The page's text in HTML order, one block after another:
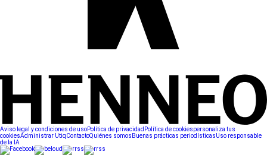
Aviso legal y condiciones de usoPolítica de privacidad Política de cookiespersonaliza tus
cookiesAdministrar UtiqContactoQuiénes somos Buenas prácticas periodísticasUso responsable
de la IA